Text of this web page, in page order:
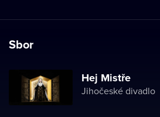
Sbor
Hej Mistře
Jihočeské divadlo